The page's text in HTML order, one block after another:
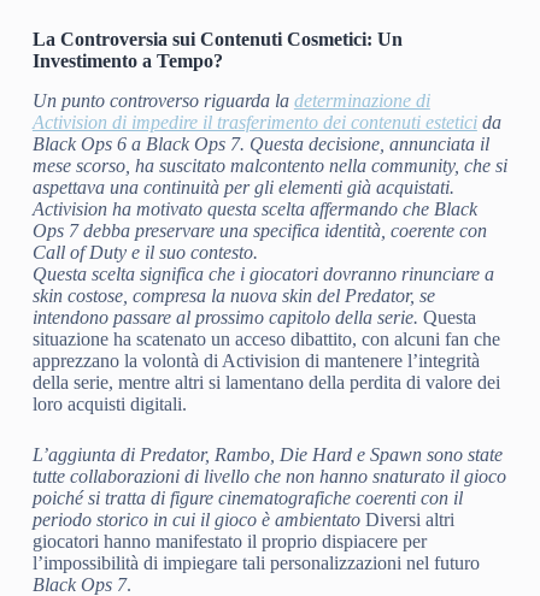
La Controversia sui Contenuti Cosmetici: Un
Investimento a Tempo?
Un punto controverso riguarda la determinazione di
Activision di impedire il trasferimento dei contenuti esteticida
Black Ops 6a Black Ops 7. Questa decisione, annunciata il
mese scorso, ha suscitato malcontento nella community, che si
aspettava una continuità per gli elementi già acquistati.
Activision ha motivato questa scelta affermando che Black
Ops 7debba preservare una specifica identità, coerente con
Call of Dutye il suo contesto.
Questa scelta significa che i giocatori dovranno rinunciare a
skin costose, compresa la nuova skin del Predator, se
intendono passare al prossimo capitolo della serie. Questa
situazione ha scatenato un acceso dibattito, con alcuni fan che
apprezzano la volontà di Activision di mantenere l’integrità
della serie, mentre altri si lamentano della perdita di valore dei
loro acquisti digitali.
L’aggiunta di Predator, Rambo, Die Hard e Spawn sono state
tutte collaborazioni di livello che non hanno snaturato il gioco
poiché si tratta di figure cinematografiche coerenti con il
periodo storico in cui il gioco è ambientatoDiversi altri
giocatori hanno manifestato il proprio dispiacere per
l’impossibilità di impiegare tali personalizzazioni nel futuro
Black Ops 7.